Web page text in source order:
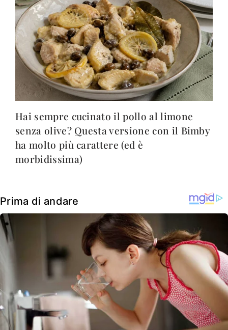
Hai sempre cucinato il pollo al limone
senza olive? Questa versione con il Bimby
ha molto più carattere (ed è
morbidissima)
Prima di andare